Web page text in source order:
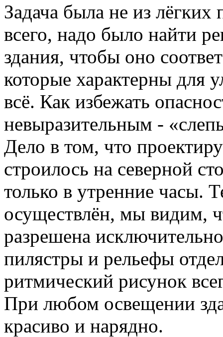
Задача была не из
всего, надо было найти
здания, чтобы оно
которые характерны для
всё. Как избежать
невыразительным -
Дело в том, что
строилось на северной
только в утренние часы.
осуществлён, мы видим,
разрешена
пилястры и рельефы
ритмический рисунок
При любом освещении
красиво и нарядно.